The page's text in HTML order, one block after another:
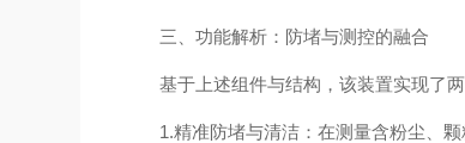
三、功能解析：防堵与测控的融合
基于上述组件与结构，该装置实现了两
1.精准防堵与清洁：在测量含粉尘、颗